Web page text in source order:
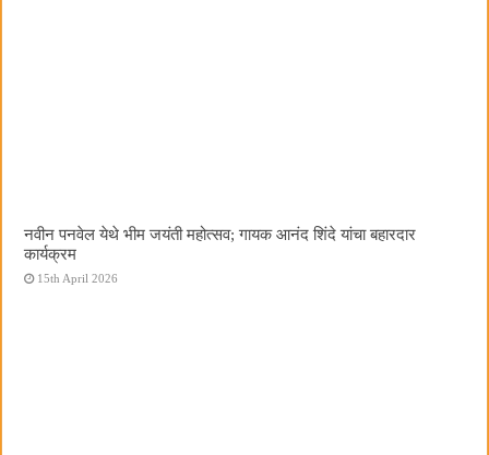
नवीन पनवेल येथे भीम जयंती महोत्सव; गायक आनंद शिंदे यांचा बहारदार
कार्यक्रम
15th April 2026